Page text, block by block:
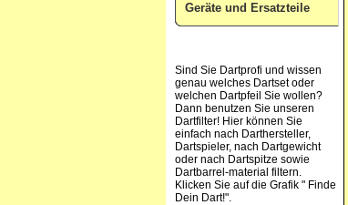
Geräte und Ersatzteile
Sind Sie Dartprofi und wissen
genau welches Dartset oder
welchen Dartpfeil Sie wollen?
Dann benutzen Sie unseren
Dartfilter! Hier können Sie
einfach nach Darthersteller,
Dartspieler, nach Dartgewicht
oder nach Dartspitze sowie
Dartbarrel-material filtern.
Klicken Sie auf die Grafik " Finde
Dein Dart!".